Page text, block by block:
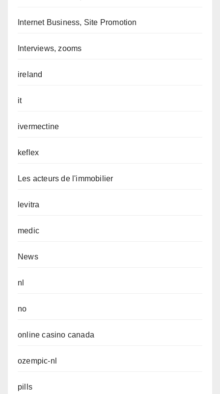
Internet Business, Site Promotion
Interviews, zooms
ireland
it
ivermectine
keflex
Les acteurs de l'immobilier
levitra
medic
News
nl
no
online casino canada
ozempic-nl
pills